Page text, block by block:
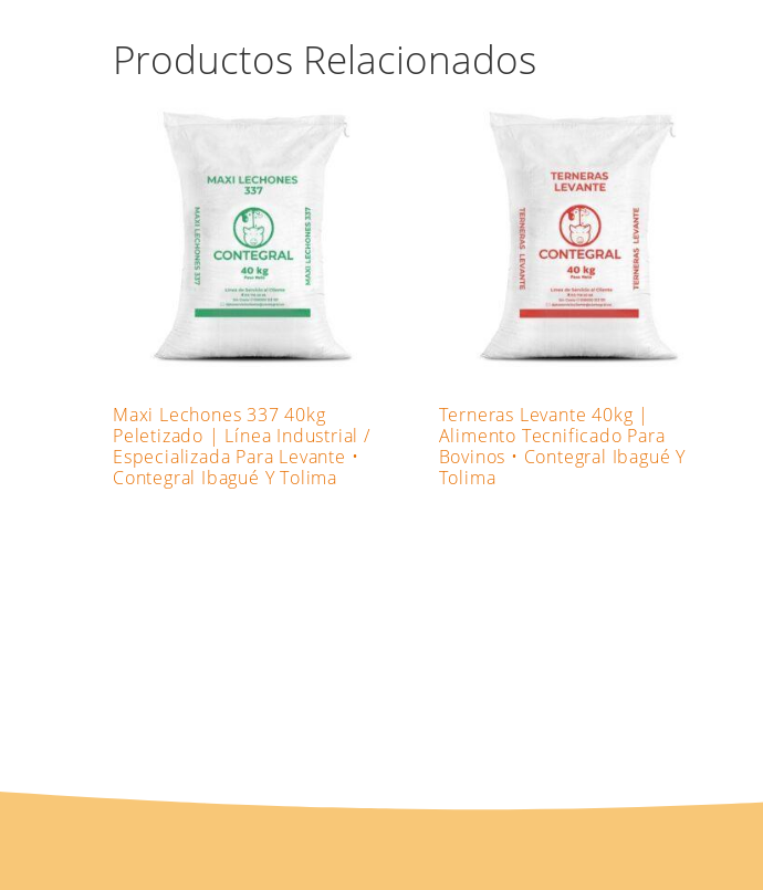
Productos Relacionados
Maxi Lechones 337 40kg
Peletizado | Línea Industrial /
Especializada Para Levante •
Contegral Ibagué Y Tolima
Terneras Levante 40kg |
Alimento Tecnificado Para
Bovinos • Contegral Ibagué Y
Tolima